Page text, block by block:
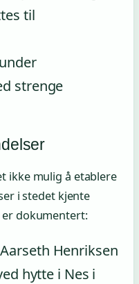
til
strenge
ikke mulig å etablere
i stedet kjente
dokumentert:
Henriksen
hytte i Nes i